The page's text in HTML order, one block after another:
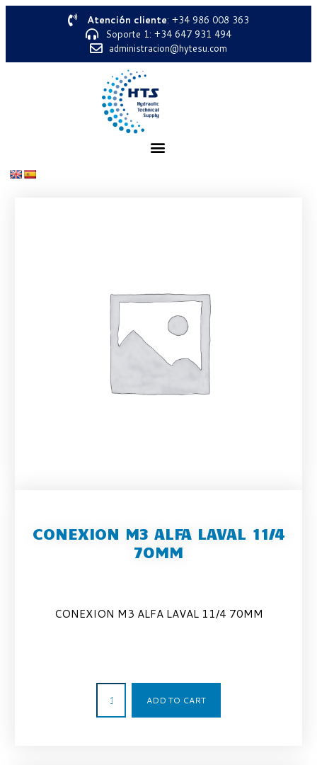
Atención cliente: +34 986 008 363
Soporte 1: +34 647 931 494
administracion@hytesu.com
CONEXION M3 ALFA LAVAL 11/4
70MM
CONEXION M3 ALFA LAVAL 11/4 70MM
ADD TO CART